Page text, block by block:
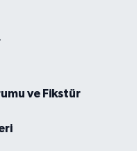
ve Fikstür